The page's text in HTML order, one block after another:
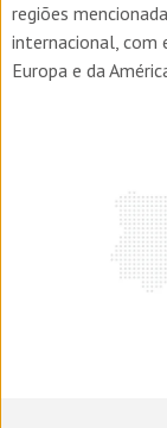
regiões
internacional, com
Europa e da